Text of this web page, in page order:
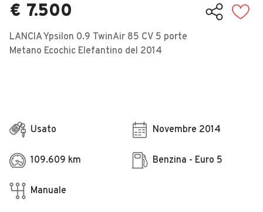
€ 7.500
LANCIA Ypsilon 0.9 TwinAir 85 CV 5 porte
Metano Ecochic Elefantino del 2014
Usato Novembre 2014
109.609 km Benzina - Euro 5
Manuale